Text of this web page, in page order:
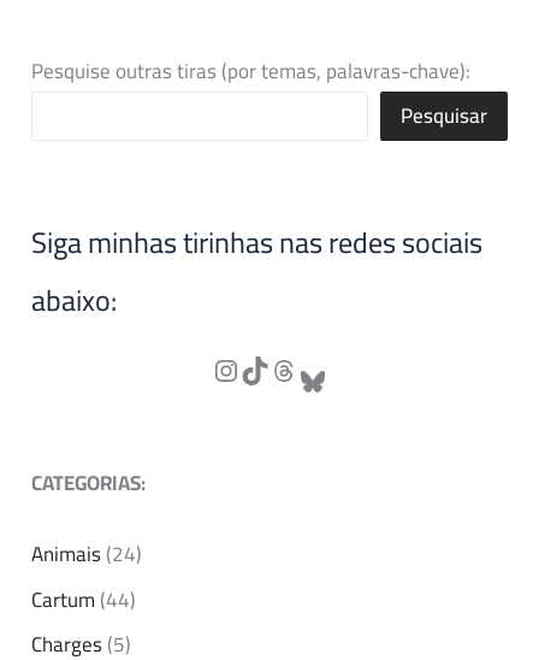
Pesquise outras tiras (por temas, palavras-chave):
Pesquisar
Siga minhas tirinhas nas redes sociais
abaixo:
CATEGORIAS:
Animais(24)
Cartum(44)
Charges(5)